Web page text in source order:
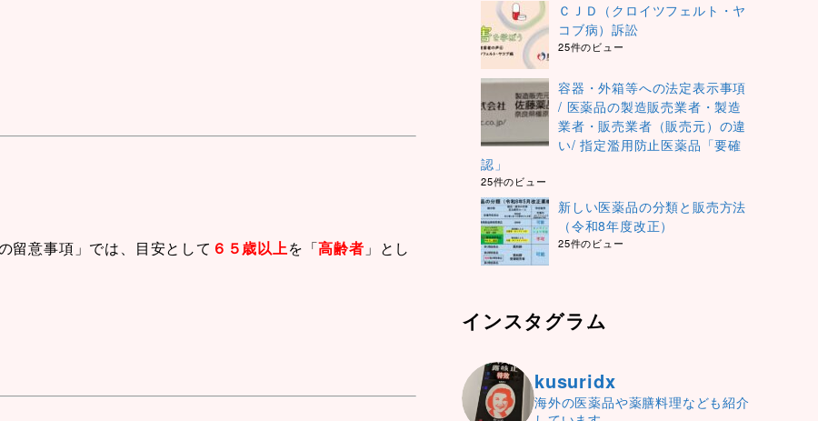
意事項」では、目安として ６５歳以上を「高齢者 」とし
ＣＪＤ（クロイツフェルト・ヤ
コブ病）訴訟
25件のビュー
容器・外箱等への法定表示事項
/ 医薬品の製造販売業者・製造
業者・販売業者（販売元）の違
い/ 指定濫用防止医薬品「要確
認」
25件のビュー
新しい医薬品の分類と販売方法
（令和8年度改正）
25件のビュー
インスタグラム
kusuridx
海外の医薬品や薬膳料理なども紹介